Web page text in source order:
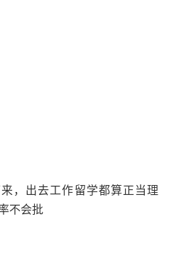
，出去工作留学都算正当理
不会批